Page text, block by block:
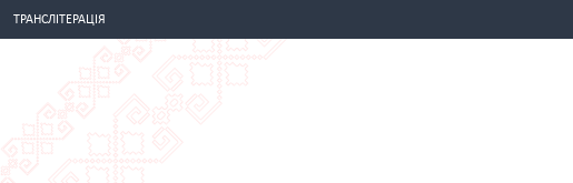
ТРАНСЛІТЕРАЦІЯ